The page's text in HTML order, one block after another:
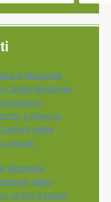
e Madonie
delle Madonie
progetto
e Riserve
della
Madonie
della
al via il piano